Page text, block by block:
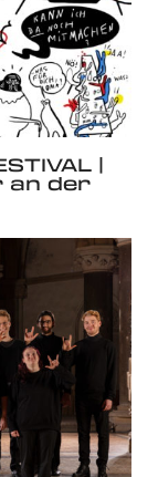
|
an der